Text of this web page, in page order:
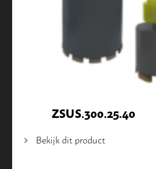
ZSUS.300.25.40
Bekijk dit product